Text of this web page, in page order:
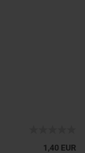
1,40 EUR